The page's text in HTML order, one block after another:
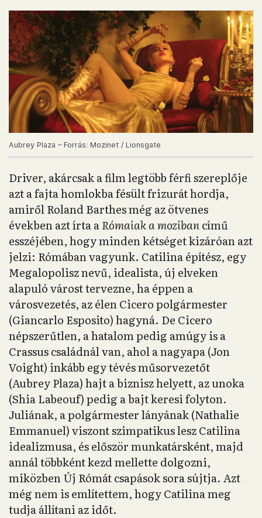
Aubrey Plaza – Forrás: Mozinet / Lionsgate
Driver, akárcsak a film legtöbb férfi szereplője
azt a fajta homlokba fésült frizurát hordja,
amiről Roland Barthes még az ötvenes
években azt írta aRómaiak a mozibancímű
esszéjében, hogy minden kétséget kizáróan azt
jelzi: Rómában vagyunk. Catilina építész, egy
Megalopolisz nevű, idealista, új elveken
alapuló várost tervezne, ha éppen a
városvezetés, az élen Cicero polgármester
(Giancarlo Esposito) hagyná. De Cicero
népszerűtlen, a hatalom pedig amúgy is a
Crassus családnál van, ahol a nagyapa (Jon
Voight) inkább egy tévés műsorvezetőt
(Aubrey Plaza) hajt a biznisz helyett, az unoka
(Shia Labeouf) pedig a bajt keresi folyton.
Juliának, a polgármester lányának (Nathalie
Emmanuel) viszont szimpatikus lesz Catilina
idealizmusa, és először munkatársként, majd
annál többként kezd mellette dolgozni,
miközben Új Rómát csapások sora sújtja. Azt
még nem is említettem, hogy Catilina meg
tudja állítani az időt.